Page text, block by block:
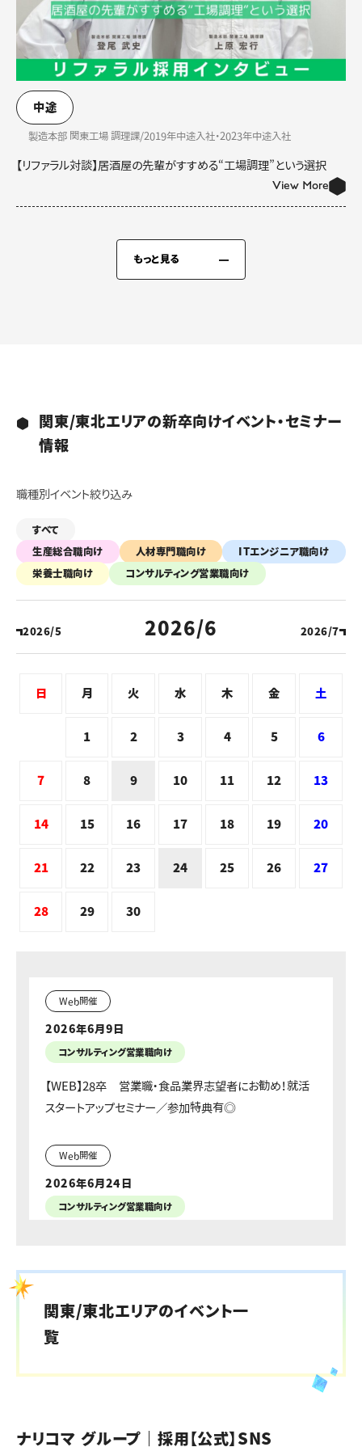
中途
製造本部 関東工場 調理課/2019年中途入社・2023年中途入社
【リファラル対談】居酒屋の先輩がすすめる“工場調理”という選択
View More
もっと見る
関東/東北エリアの新卒向けイベント・セミナー
情報
職種別イベント絞り込み
すべて
生産総合職向け 人材専門職向け ITエンジニア職向け
栄養士職向け コンサルティング営業職向け
2026/5 2026/6 2026/7
日 月 火 水 木 金 土
1 2 3 4 5 6
7 8 9 10 11 12 13
14 15 16 17 18 19 20
21 22 23 24 25 26 27
28 29 30
Web開催
2026年6月9日
コンサルティング営業職向け
【WEB】28卒 営業職・食品業界志望者にお勧め！就活
スタートアップセミナー／参加特典有◎
Web開催
2026年6月24日
コンサルティング営業職向け
関東/東北エリアのイベント一
覧
ナリコマ グループ｜採用【公式】SNS